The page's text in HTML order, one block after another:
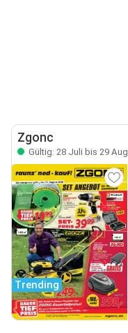
Zgonc
Gültig: 28 Juli bis 29 Aug.
Trending